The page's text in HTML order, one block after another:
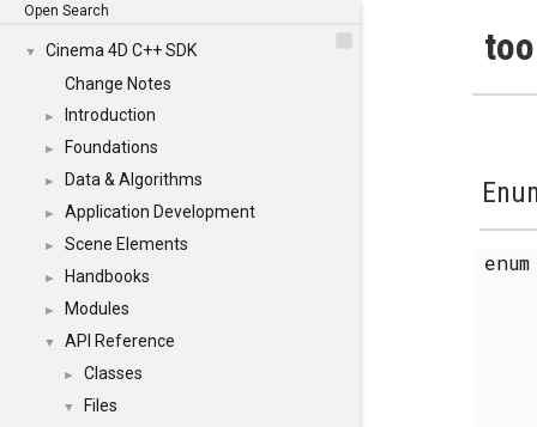
Open Search
▼
Cinema 4D C++ SDK
Change Notes
► Introduction
► Foundations
► Data & Algorithms
► Application Development
► Scene Elements
► Handbooks
► Modules
▼ API Reference
► Classes
▼ Files